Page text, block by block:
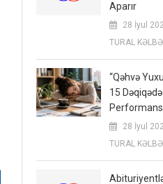
Aparır
28 İyul
TURAL
“Qəhvə
15
28 İyul
TURAL